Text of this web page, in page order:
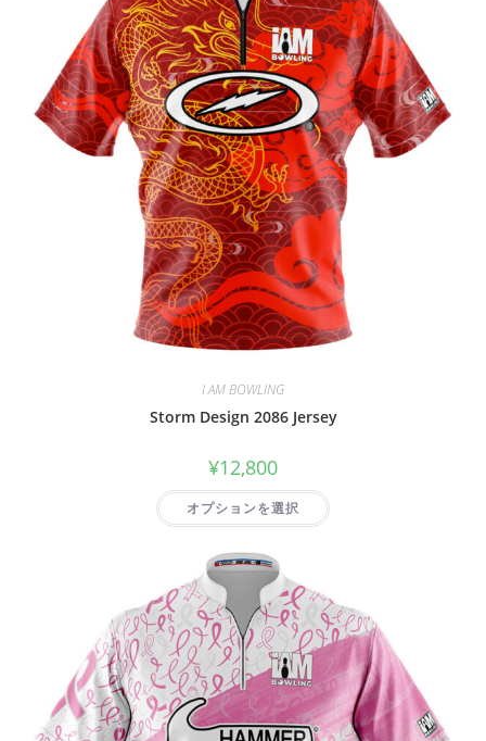
I AM BOWLING
Storm Design 2086 Jersey
¥12,800
オプションを選択